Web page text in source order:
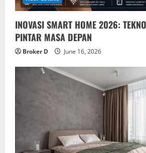
INOVASI SMART HOME 2026:
PINTAR MASA DEPAN
Broker D June 16, 2026